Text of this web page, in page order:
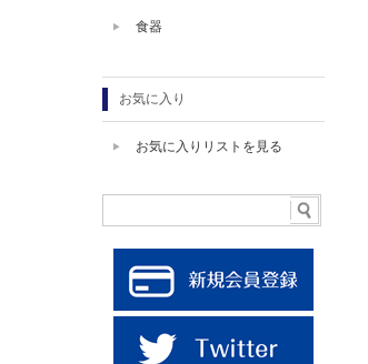
食器
お気に入り
お気に入りリストを見る